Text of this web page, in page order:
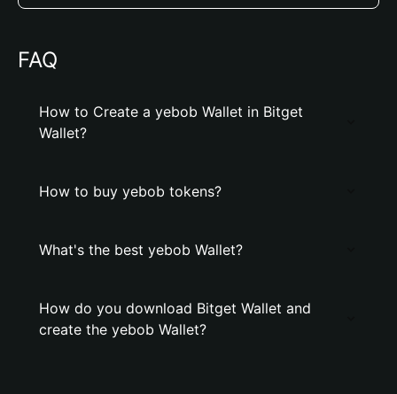
FAQ
How to Create a yebob Wallet in Bitget
Wallet?
How to buy yebob tokens?
What's the best yebob Wallet?
How do you download Bitget Wallet and
create the yebob Wallet?